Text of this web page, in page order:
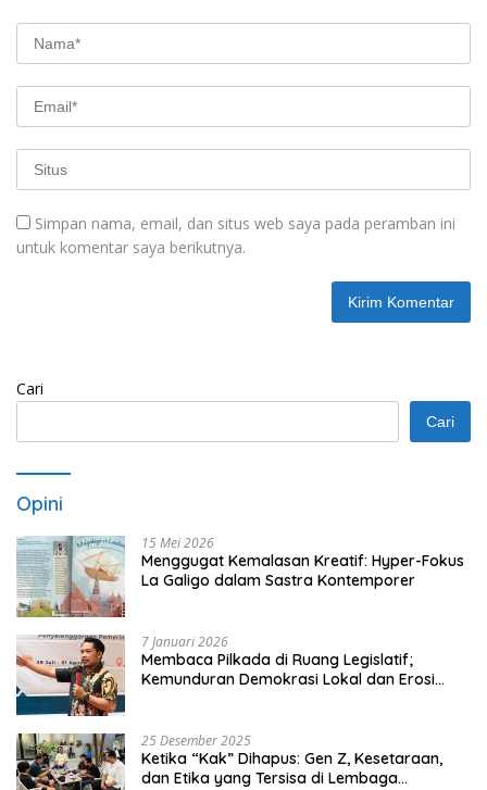
Simpan nama, email, dan situs web saya pada peramban ini
untuk komentar saya berikutnya.
Cari
Cari
Opini
15 Mei 2026
Menggugat Kemalasan Kreatif: Hyper-Fokus
La Galigo dalam Sastra Kontemporer
7 Januari 2026
Membaca Pilkada di Ruang Legislatif;
Kemunduran Demokrasi Lokal dan Erosi
25 Desember 2025
Ketika “Kak” Dihapus: Gen Z, Kesetaraan,
dan Etika yang Tersisa di Lembaga